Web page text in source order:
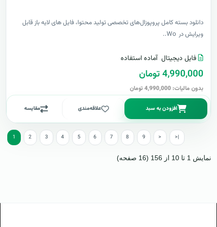
دانلود بسته کامل پروپوزال‌های تخصصی تولید محتوا، فایل های لایه باز قابل
ویرایش در Wo..
فایل دیجیتال آماده استفاده
4,990,000 تومان
بدون مالیات: 4,990,000 تومان
افزودن به سبد علاقه‌مندی مقایسه
1 2 3 4 5 6 7 8 9 > >|
نمایش 1 تا 10 از 156 (16 صفحه)